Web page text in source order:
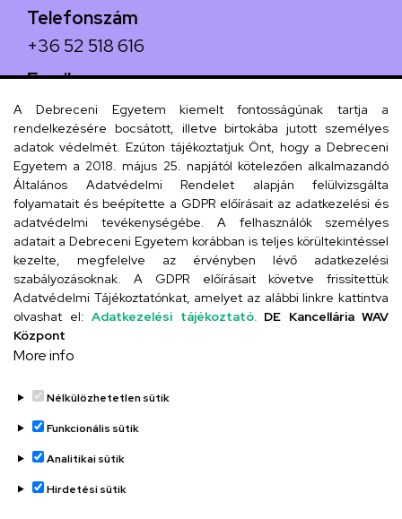
Telefonszám
+36 52 518 616
Email
iskola@kossuth-alt.unideb.hu
Cím
4024 Debrecen, Kossuth utca 33.
Szervezeti telefonkönyv
UD telefonkönyv
Adatvédelem
Adatvédelem
A Debreceni Egyetem kiemelt fontosságúnak tartja a
rendelkezésére bocsátott, illetve birtokába jutott személyes
adatok védelmét. Ezúton tájékoztatjuk Önt, hogy a Debreceni
Egyetem a 2018. május 25. napjától kötelezően alkalmazandó
Általános Adatvédelmi Rendelet alapján felülvizsgálta
folyamatait és beépítette a GDPR előírásait az adatkezelési és
adatvédelmi tevékenységébe. A felhasználók személyes
adatait a Debreceni Egyetem korábban is teljes körültekintéssel
kezelte, megfelelve az érvényben lévő adatkezelési
szabályozásoknak. A GDPR előírásait követve frissítettük
Adatvédelmi Tájékoztatónkat, amelyet az alábbi linkre kattintva
olvashat el: Adatkezelési tájékoztató. DE Kancellária WAV
Központ
More info
Nélkülözhetetlen sütik
Funkcionális sütik
Analitikai sütik
Hirdetési sütik